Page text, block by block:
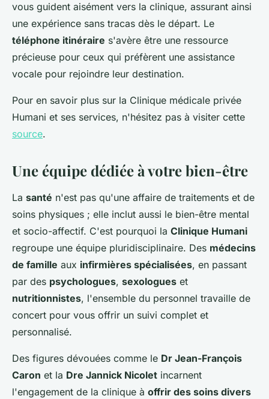
vous guident aisément vers la clinique, assurant ainsi
une expérience sans tracas dès le départ. Le
téléphone itinéraire s'avère être une ressource
précieuse pour ceux qui préfèrent une assistance
vocale pour rejoindre leur destination.
Pour en savoir plus sur la Clinique médicale privée
Humani et ses services, n'hésitez pas à visiter cette
source.
Une équipe dédiée à votre bien-être
La santé n'est pas qu'une affaire de traitements et de
soins physiques ; elle inclut aussi le bien-être mental
et socio-affectif. C'est pourquoi la Clinique Humani
regroupe une équipe pluridisciplinaire. Des médecins
de famille aux infirmières spécialisées, en passant
par des psychologues, sexologues et
nutritionnistes, l'ensemble du personnel travaille de
concert pour vous offrir un suivi complet et
personnalisé.
Des figures dévouées comme le Dr Jean-François
Caron et la Dre Jannick Nicolet incarnent
l'engagement de la clinique à offrir des soins divers